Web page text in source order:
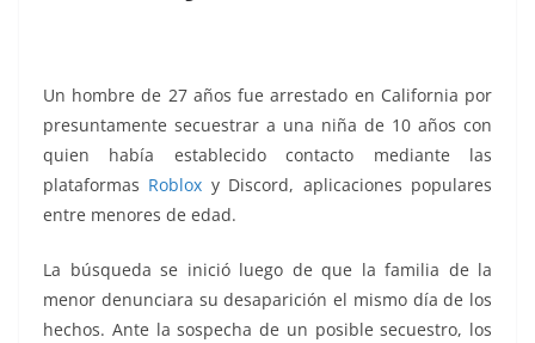
Un hombre de 27 años fue arrestado en California por
presuntamente secuestrar a una niña de 10 años con
quien había establecido contacto mediante las
plataformas Roblox y Discord, aplicaciones populares
entre menores de edad.
La búsqueda se inició luego de que la familia de la
menor denunciara su desaparición el mismo día de los
hechos. Ante la sospecha de un posible secuestro, los